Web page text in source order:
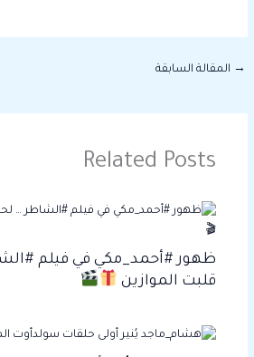
→ المقالة السابقة
Related Posts
ظهور #أحمد_مكي في فيلم
قلبت الموازين